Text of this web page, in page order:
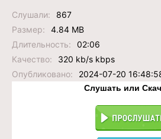
Слушали:
867
Размер:
4.84 MB
Длительность:
02:06
Качество:
320 kb/s kbps
Опубликовано:
2024-07-20
Слушать или